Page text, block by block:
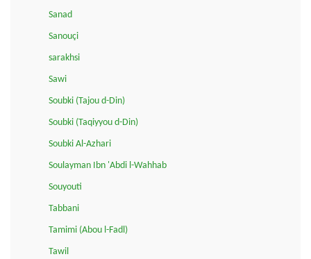
Sanad
Sanouçi
sarakhsi
Sawi
Soubki (Tajou d-Din)
Soubki (Taqiyyou d-Din)
Soubki Al-Azhari
Soulayman Ibn 'Abdi l-Wahhab
Souyouti
Tabbani
Tamimi (Abou l-Fadl)
Tawil